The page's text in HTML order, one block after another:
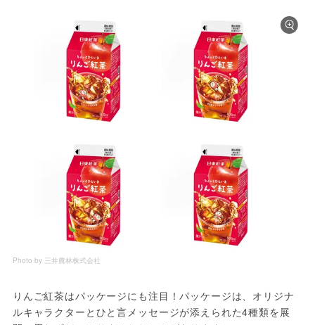
Photo by 三井農林株式会社
りんご紅茶はパッケージにも注目！パッケージは、オリジナ
ルキャラクターとひと言メッセージが添えられた4種類を展